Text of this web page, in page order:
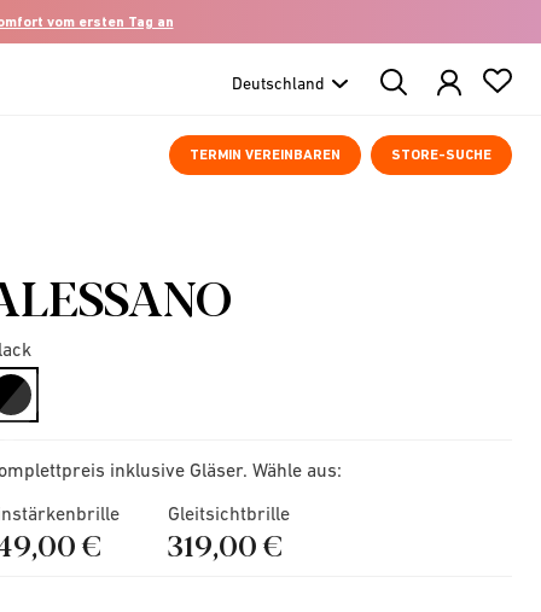
vom ersten Tag an
Search
Products
TERMIN VEREINBAREN STORE-SUCHE
selected
inklusive Gläser. Wähle aus:
€
Gleitsichtbrille
319,00 €